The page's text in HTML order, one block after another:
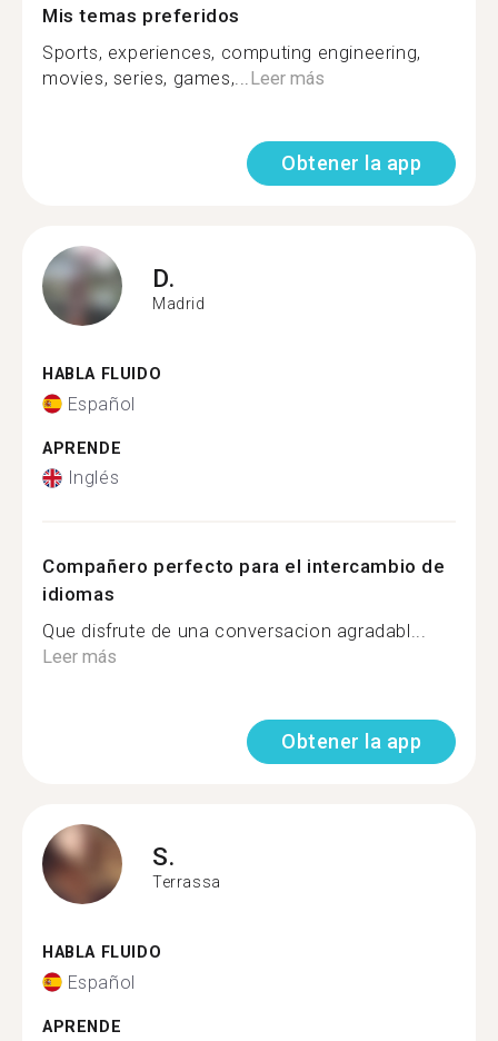
Mis temas preferidos
Sports, experiences, computing engineering,
movies, series, games,...Leer más
Obtener la app
D.
Madrid
HABLA FLUIDO
Español
APRENDE
Inglés
Compañero perfecto para el intercambio de
idiomas
Que disfrute de una conversacion agradabl...
Leer más
Obtener la app
S.
Terrassa
HABLA FLUIDO
Español
APRENDE